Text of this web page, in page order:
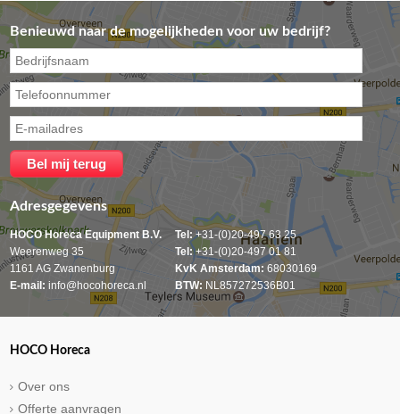
Benieuwd naar de mogelijkheden voor uw bedrijf?
Adresgegevens
HOCO Horeca Equipment B.V.
Weerenweg 35
1161 AG Zwanenburg
E-mail: info@hocohoreca.nl
Tel: +31-(0)20-497 63 25
Tel:+31-(0)20-497 01 81
KvK Amsterdam: 68030169
BTW: NL857272536B01
HOCO Horeca
Over ons
Offerte aanvragen